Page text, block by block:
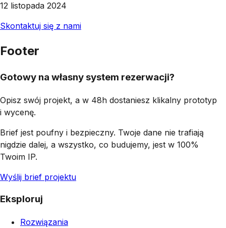
12 listopada 2024
Skontaktuj się z nami
Footer
Gotowy na własny system rezerwacji?
Opisz swój projekt, a w 48h dostaniesz klikalny prototyp
i wycenę.
Brief jest poufny i bezpieczny. Twoje dane nie trafiają
nigdzie dalej, a wszystko, co budujemy, jest w 100%
Twoim IP.
Wyślij brief projektu
Eksploruj
Rozwiązania